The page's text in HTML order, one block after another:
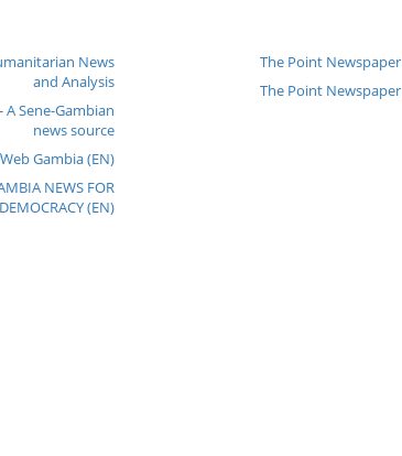
News
and Analysis
A Sene-Gambian
news source
Gambia (EN)
NEWS FOR
(EN)
The Point Newspaper
The Point Newspaper